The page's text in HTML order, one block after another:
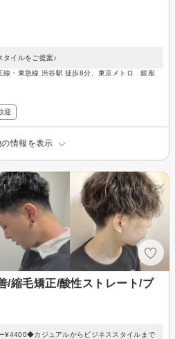
タイルをご提案♪
線・東急線 渋谷駅 徒歩8分、東京メトロ 銀座
迎
情報を表示
縮毛矯正/酸性ストレート/ブ
¥4400◆カジュアルからビジネススタイルまで